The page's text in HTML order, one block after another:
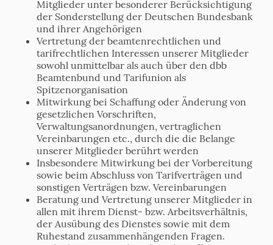
Mitglieder unter besonderer Berücksichtigung
der Sonderstellung der Deutschen Bundesbank
und ihrer Angehörigen
Vertretung der beamtenrechtlichen und
tarifrechtlichen Interessen unserer Mitglieder
sowohl unmittelbar als auch über den dbb
Beamtenbund und Tarifunion als
Spitzenorganisation
Mitwirkung bei Schaffung oder Änderung von
gesetzlichen Vorschriften,
Verwaltungsanordnungen, vertraglichen
Vereinbarungen etc., durch die die Belange
unserer Mitglieder berührt werden
Insbesondere Mitwirkung bei der Vorbereitung
sowie beim Abschluss von Tarifverträgen und
sonstigen Verträgen bzw. Vereinbarungen
Beratung und Vertretung unserer Mitglieder in
allen mit ihrem Dienst- bzw. Arbeitsverhältnis,
der Ausübung des Dienstes sowie mit dem
Ruhestand zusammenhängenden Fragen.